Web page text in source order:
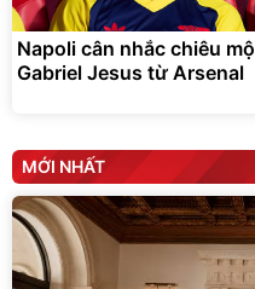
Napoli cân nhắc chiêu mộ
Gabriel Jesus từ Arsenal
MỚI NHẤT